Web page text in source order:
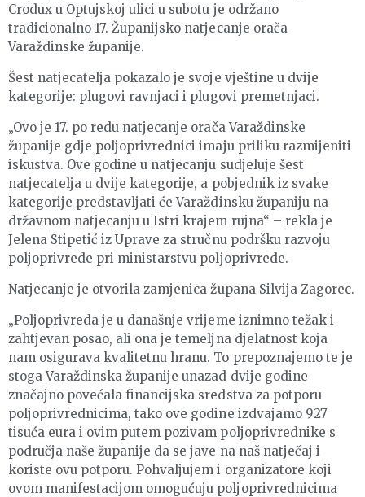
Crodux u Optujskoj ulici u subotu je održano
tradicionalno 17. Županijsko natjecanje orača
Varaždinske županije.
Šest natjecatelja pokazalo je svoje vještine u dvije
kategorije: plugovi ravnjaci i plugovi premetnjaci.
„Ovo je 17. po redu natjecanje orača Varaždinske
županije gdje poljoprivrednici imaju priliku razmijeniti
iskustva. Ove godine u natjecanju sudjeluje šest
natjecatelja u dvije kategorije, a pobjednik iz svake
kategorije predstavljati će Varaždinsku županiju na
državnom natjecanju u Istri krajem rujna“ – rekla je
Jelena Stipetić iz Uprave za stručnu podršku razvoju
poljoprivrede pri ministarstvu poljoprivrede.
Natjecanje je otvorila zamjenica župana Silvija Zagorec.
„Poljoprivreda je u današnje vrijeme iznimno težak i
zahtjevan posao, ali ona je temeljna djelatnost koja
nam osigurava kvalitetnu hranu. To prepoznajemo te je
stoga Varaždinska županije unazad dvije godine
značajno povećala financijska sredstva za potporu
poljoprivrednicima, tako ove godine izdvajamo 927
tisuća eura i ovim putem pozivam poljoprivrednike s
područja naše županije da se jave na naš natječaj i
koriste ovu potporu. Pohvaljujem i organizatore koji
ovom manifestacijom omogućuju poljoprivrednicima